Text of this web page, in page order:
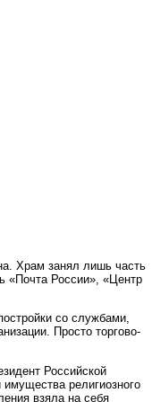
Храм занял лишь часть
«Почта России», «Центр
со службами,
Просто торгово-
Российской
религиозного
взяла на себя